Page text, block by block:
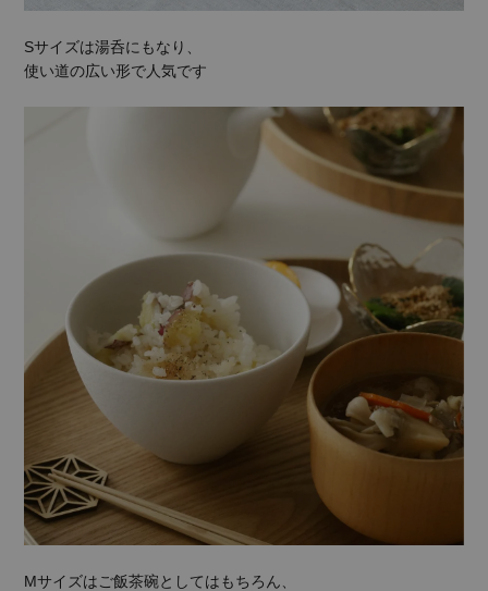
Sサイズは湯呑にもなり、
使い道の広い形で人気です
Mサイズはご飯茶碗としてはもちろん、